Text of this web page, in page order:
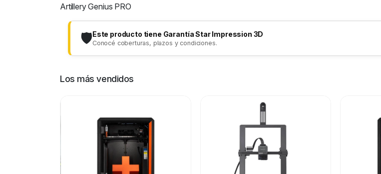
Artillery Genius PRO
🛡️Este producto tiene Garantía Star Impression 3D
Conocé coberturas, plazos y condiciones.
Los más vendidos